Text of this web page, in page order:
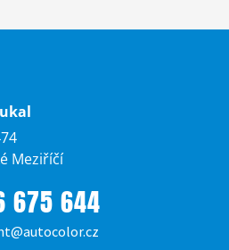
Meziříčí
675 644